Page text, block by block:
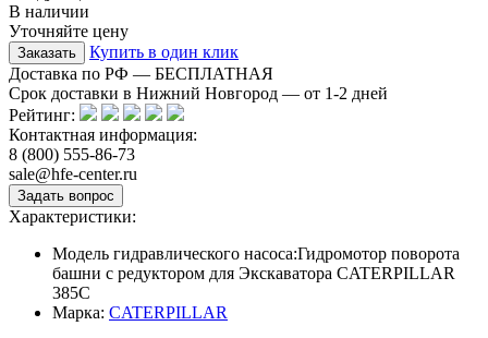
В наличии
Уточняйте цену
Купить в один клик
Доставка по РФ — БЕСПЛАТНАЯ
Срок доставки в Нижний Новгород — от 1-2 дней
Рейтинг:
Контактная информация:
8 (800) 555-86-73
sale@hfe-center.ru
Характеристики:
Модель гидравлического насоса:Гидромотор поворота
башни с редуктором для Экскаватора CATERPILLAR
385C
Марка: CATERPILLAR